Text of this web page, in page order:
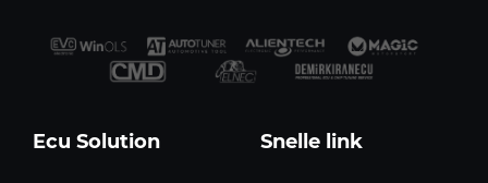
Ecu Solution Snelle link